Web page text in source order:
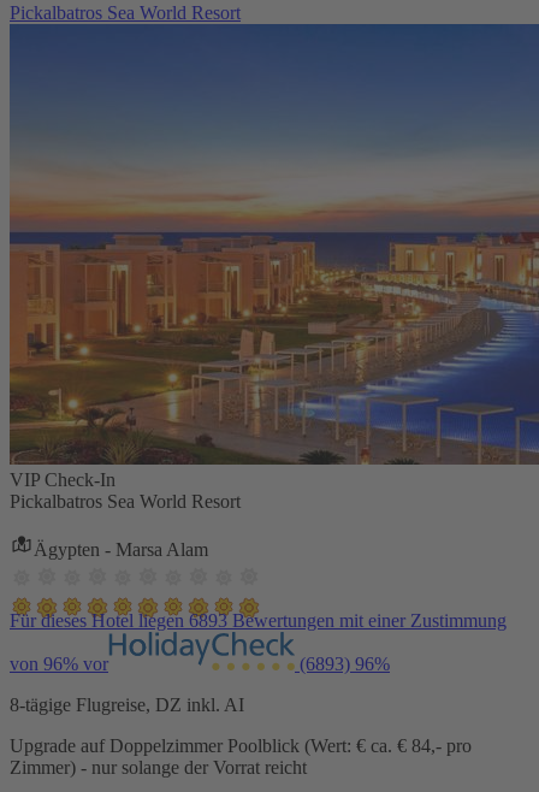
Pickalbatros Sea World Resort
VIP Check-In
Pickalbatros Sea World Resort
Ägypten - Marsa Alam
Für dieses Hotel liegen 6893 Bewertungen mit einer Zustimmung
von 96% vor (6893) 96%
8-tägige Flugreise, DZ inkl. AI
Upgrade auf Doppelzimmer Poolblick (Wert: € ca. € 84,- pro
Zimmer) - nur solange der Vorrat reicht